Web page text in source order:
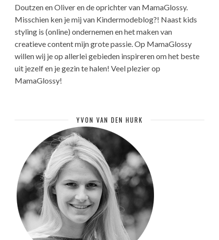
Doutzen en Oliver en de oprichter van MamaGlossy.
Misschien ken je mij van Kindermodeblog?! Naast kids
styling is (online) ondernemen en het maken van
creatieve content mijn grote passie. Op MamaGlossy
willen wij je op allerlei gebieden inspireren om het beste
uit jezelf en je gezin te halen! Veel plezier op
MamaGlossy!
YVON VAN DEN HURK